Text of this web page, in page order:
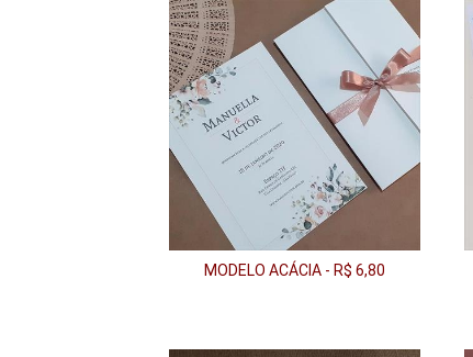
MODELO ACÁCIA - R$ 6,80